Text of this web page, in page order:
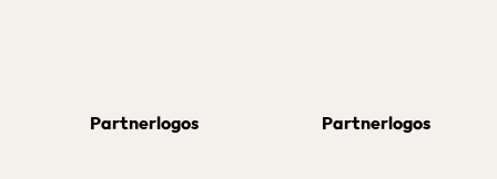
Partnerlogos Partnerlogos